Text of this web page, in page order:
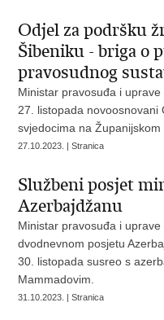
Odjel za podršku
Šibeniku - briga o
pravosudnog
Ministar pravosuđa i
27. listopada
svjedocima na Županijskom
27.10.2023. | Stranica
Službeni posjet
Azerbajdžanu
Ministar pravosuđa i
dvodnevnom posjetu
30. listopada susreo s
Mammadovim.
31.10.2023. | Stranica